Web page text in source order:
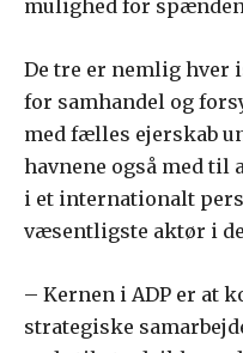
mulighed for
De tre er nemlig
for samhandel og
med fælles ejerskab
havnene også med til
i et internationalt
væsentligste aktør i
– Kernen i ADP er at
strategiske